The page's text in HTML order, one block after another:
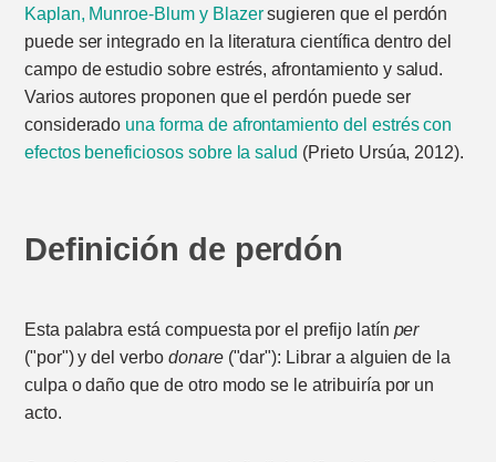
Kaplan, Munroe-Blum y Blazersugieren que el perdón
puede ser integrado en la literatura científica dentro del
campo de estudio sobre estrés, afrontamiento y salud.
Varios autores proponen que el perdón puede ser
considerado una forma de afrontamiento del estrés con
efectos beneficiosos sobre la salud (Prieto Ursúa, 2012).
Definición de perdón
Esta palabra está compuesta por el prefijo latín per
("por") y del verbo donare("dar"): Librar a alguien de la
culpa o daño que de otro modo se le atribuiría por un
acto.